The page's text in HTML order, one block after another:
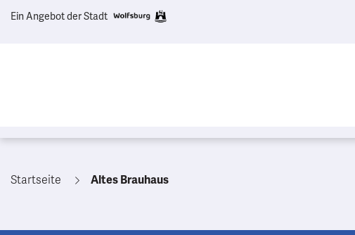
Ein Angebot der Stadt
Startseite Altes Brauhaus